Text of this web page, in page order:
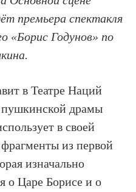
премьера спектакля
«Борис Годунов» по
в Театре Наций
пушкинской драмы
в своей
из первой
изначально
о Царе Борисе и о